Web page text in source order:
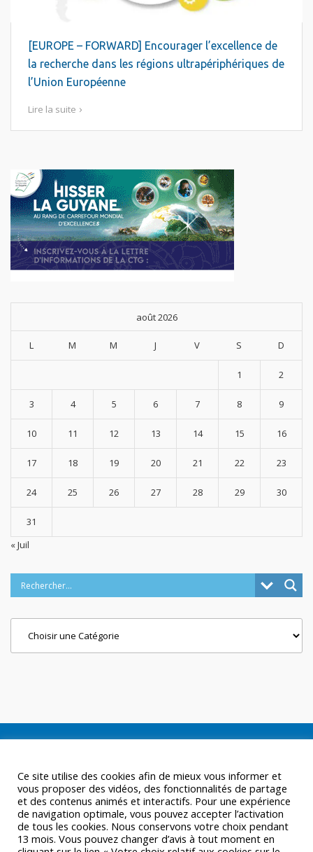
[EUROPE – FORWARD] Encourager l’excellence de
la recherche dans les régions ultrapériphériques de
l’Union Européenne
Lire la suite
août 2026
L M M J V S D
1 2
3 4 5 6 7 8 9
10 11 12 13 14 15 16
17 18 19 20 21 22 23
24 25 26 27 28 29 30
31
« Juil
Ce site utilise des cookies afin de mieux vous informer et
vous proposer des vidéos, des fonctionnalités de partage
et des contenus animés et interactifs. Pour une expérience
de navigation optimale, vous pouvez accepter l’activation
de tous les cookies. Nous conservons votre choix pendant
13 mois. Vous pouvez changer d’avis à tout moment en